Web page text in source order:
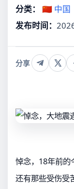
分类：
🇨🇳 中国
发布时间：
分享
悼念，18年前的
还有那些受伤受